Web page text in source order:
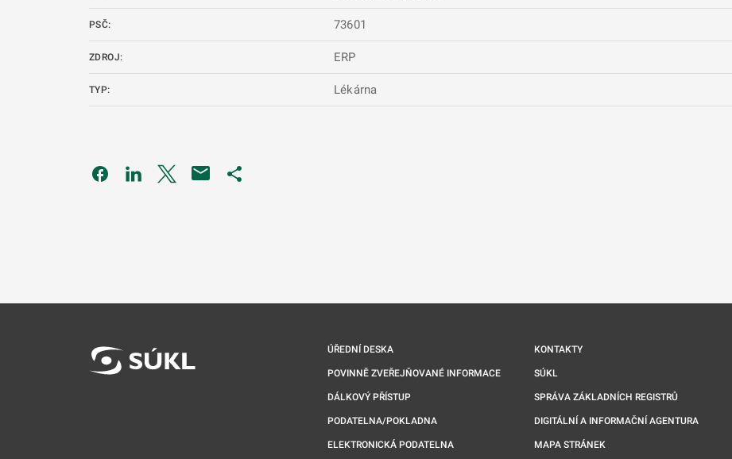
PSČ: 73601
ZDROJ: ERP
TYP: Lékárna
Odkaz se otevře na nové kartě
Odkaz se otevře na nové kartě
Odkaz se otevře na nové kartě
ÚŘEDNÍ DESKA
POVINNĚ ZVEŘEJŇOVANÉ INFORMACE
DÁLKOVÝ PŘÍSTUP
PODATELNA/POKLADNA
ELEKTRONICKÁ PODATELNA
KONTAKTY
SÚKL
SPRÁVA ZÁKLADNÍCH REGISTRŮ
DIGITÁLNÍ A INFORMAČNÍ AGENTURA
MAPA STRÁNEK